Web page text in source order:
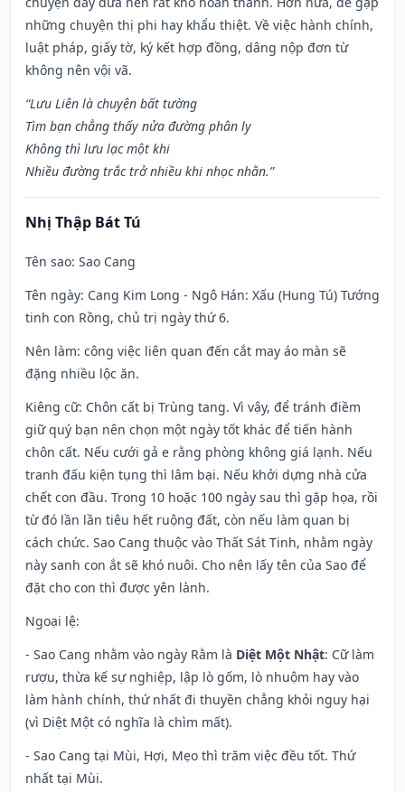
những chuyện thị phi hay khẩu thiệt. Về việc hành chính,
luật pháp, giấy tờ, ký kết hợp đồng, dâng nộp đơn từ
không nên vội vã.
“Lưu Liên là chuyện bất tường
Tìm bạn chẳng thấy nửa đường phân ly
Không thì lưu lạc một khi
Nhiều đường trắc trở nhiều khi nhọc nhằn.”
Nhị Thập Bát Tú
Tên sao: Sao Cang
Tên ngày: Cang Kim Long - Ngô Hán: Xấu (Hung Tú) Tướng
tinh con Rồng, chủ trị ngày thứ 6.
Nên làm: công việc liên quan đến cắt may áo màn sẽ
đặng nhiều lộc ăn.
Kiêng cữ: Chôn cất bị Trùng tang. Vì vậy, để tránh điềm
giữ quý bạn nên chọn một ngày tốt khác để tiến hành
chôn cất. Nếu cưới gả e rằng phòng không giá lạnh. Nếu
tranh đấu kiện tụng thì lâm bại. Nếu khởi dựng nhà cửa
chết con đầu. Trong 10 hoặc 100 ngày sau thì gặp họa, rồi
từ đó lần lần tiêu hết ruộng đất, còn nếu làm quan bị
cách chức. Sao Cang thuộc vào Thất Sát Tinh, nhằm ngày
này sanh con ắt sẽ khó nuôi. Cho nên lấy tên của Sao để
đặt cho con thì được yên lành.
Ngoại lệ:
- Sao Cang nhằm vào ngày Rằm là Diệt Một Nhật: Cữ làm
rượu, thừa kế sự nghiệp, lập lò gốm, lò nhuộm hay vào
làm hành chính, thứ nhất đi thuyền chẳng khỏi nguy hại
(vì Diệt Một có nghĩa là chìm mất).
- Sao Cang tại Mùi, Hợi, Mẹo thì trăm việc đều tốt. Thứ
nhất tại Mùi.